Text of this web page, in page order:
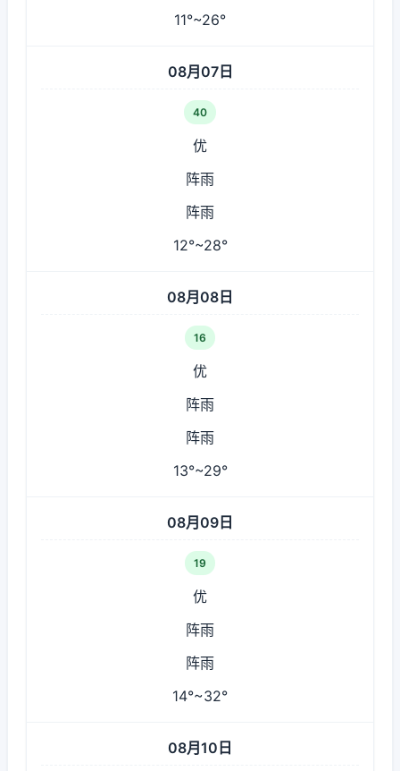
11°~26°
08月07日
40
优
阵雨
阵雨
12°~28°
08月08日
16
优
阵雨
阵雨
13°~29°
08月09日
19
优
阵雨
阵雨
14°~32°
08月10日